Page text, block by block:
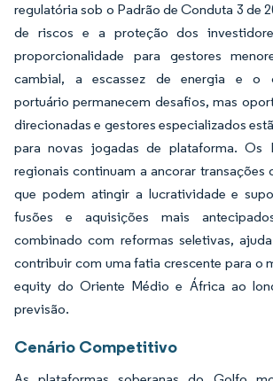
regulatória sob o Padrão de Conduta 3 de
de riscos e a proteção dos
proporcionalidade para gestores
cambial, a escassez de energia e o
portuário permanecem desafios, mas
direcionadas e gestores especializados
para novas jogadas de plataforma. Os
regionais continuam a ancorar transações
que podem atingir a lucratividade e
fusões e aquisições mais
combinado com reformas seletivas,
contribuir com uma fatia crescente para o
equity do Oriente Médio e África ao
previsão.
Cenário Competitivo